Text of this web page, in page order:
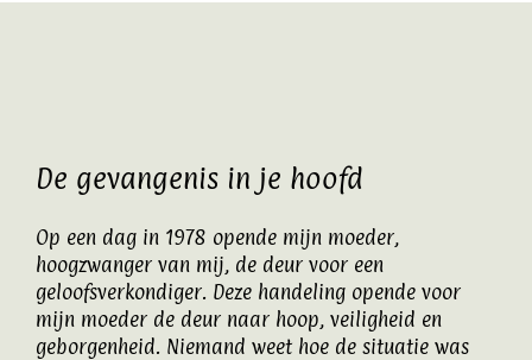
Online platform
Artikelen
Contact
De gevangenis in je hoofd
Op een dag in 1978 opende mijn moeder,
hoogzwanger van mij, de deur voor een
geloofsverkondiger. Deze handeling opende voor
mijn moeder de deur naar hoop, veiligheid en
geborgenheid. Niemand weet hoe de situatie was